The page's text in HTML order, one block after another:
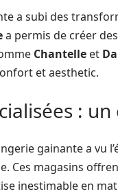
a subi des
a permis de créer
Chantelle et
et aesthetic.
:
gainante a vu
Ces magasins
inestimable en